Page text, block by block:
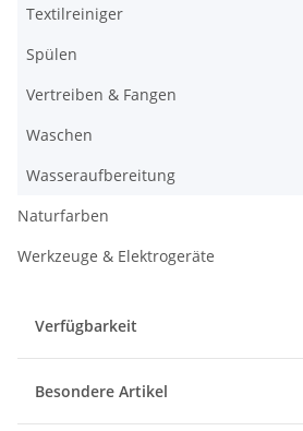
Textilreiniger
Spülen
Vertreiben & Fangen
Waschen
Wasseraufbereitung
Naturfarben
Werkzeuge & Elektrogeräte
Verfügbarkeit
Besondere Artikel